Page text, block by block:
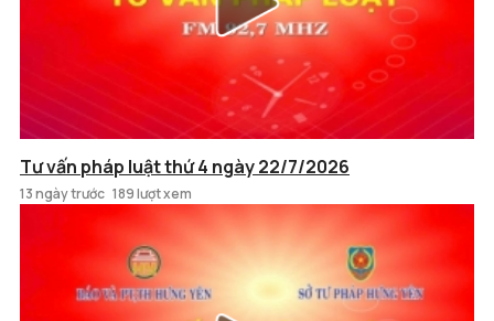
Tư vấn pháp luật thứ 4 ngày 22/7/2026
13 ngày trước 189 lượt xem